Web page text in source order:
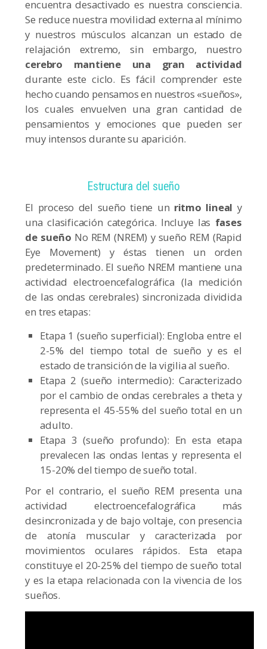
encuentra desactivado es nuestra consciencia.
Se reduce nuestra movilidad externa al mínimo
y nuestros músculos alcanzan un estado de
relajación extremo, sin embargo, nuestro
cerebro mantiene una gran actividad
durante este ciclo. Es fácil comprender este
hecho cuando pensamos en nuestros «sueños»,
los cuales envuelven una gran cantidad de
pensamientos y emociones que pueden ser
muy intensos durante su aparición.
Estructura del sueño
El proceso del sueño tiene un ritmo lineal y
una clasificación categórica. Incluye las fases
de sueño No REM (NREM) y sueño REM (Rapid
Eye Movement) y éstas tienen un orden
predeterminado. El sueño NREM mantiene una
actividad electroencefalográfica (la medición
de las ondas cerebrales) sincronizada dividida
en tres etapas:
Etapa 1 (sueño superficial): Engloba entre el
2-5% del tiempo total de sueño y es el
estado de transición de la vigilia al sueño.
Etapa 2 (sueño intermedio): Caracterizado
por el cambio de ondas cerebrales a theta y
representa el 45-55% del sueño total en un
adulto.
Etapa 3 (sueño profundo): En esta etapa
prevalecen las ondas lentas y representa el
15-20% del tiempo de sueño total.
Por el contrario, el sueño REM presenta una
actividad electroencefalográfica más
desincronizada y de bajo voltaje, con presencia
de atonía muscular y caracterizada por
movimientos oculares rápidos. Esta etapa
constituye el 20-25% del tiempo de sueño total
y es la etapa relacionada con la vivencia de los
sueños.